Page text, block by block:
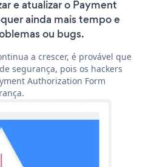
e atualizar o Payment
ainda mais tempo e
ou bugs.
a crescer, é provável que
segurança, pois os hackers
Authorization Form